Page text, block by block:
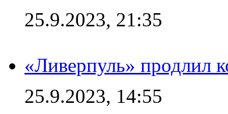
25.9.2023, 21:35
«Ливерпуль» продлил
25.9.2023, 14:55